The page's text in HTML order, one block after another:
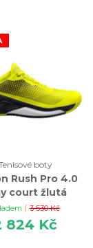
boty
Rush Pro 4.0
court žlutá
| 3 530 Kč
824 Kč